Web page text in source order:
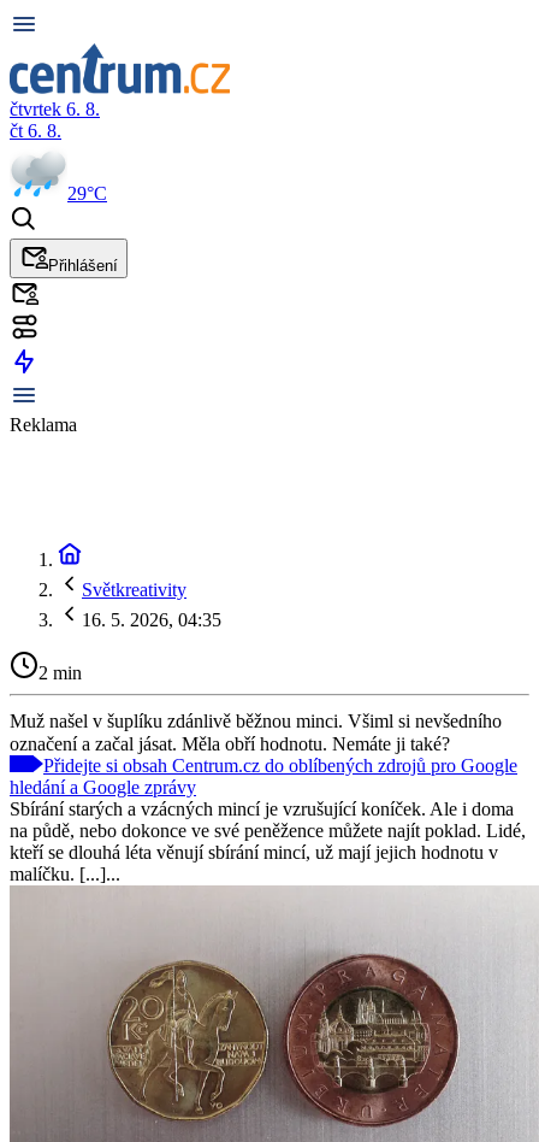
čtvrtek 6. 8.
čt 6. 8.
29°C
Přihlášení
Reklama
Světkreativity
16. 5. 2026, 04:35
2 min
Muž našel v šuplíku zdánlivě běžnou minci. Všiml si nevšedního
označení a začal jásat. Měla obří hodnotu. Nemáte ji také?
Přidejte si obsah Centrum.cz do oblíbených zdrojů pro Google
hledání a Google zprávy
Sbírání starých a vzácných mincí je vzrušující koníček. Ale i doma
na půdě, nebo dokonce ve své peněžence můžete najít poklad. Lidé,
kteří se dlouhá léta věnují sbírání mincí, už mají jejich hodnotu v
malíčku. [...]...